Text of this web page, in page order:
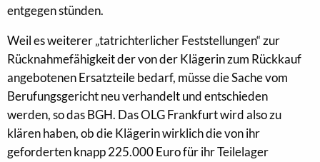
entgegen stünden.
Weil es weiterer „tatrichterlicher Feststellungen“ zur
Rücknahmefähigkeit der von der Klägerin zum Rückkauf
angebotenen Ersatzteile bedarf, müsse die Sache vom
Berufungsgericht neu verhandelt und entschieden
werden, so das BGH. Das OLG Frankfurt wird also zu
klären haben, ob die Klägerin wirklich die von ihr
geforderten knapp 225.000 Euro für ihr Teilelager